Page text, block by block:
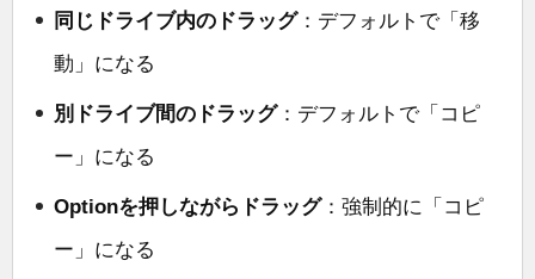
同じドライブ内のドラッグ：デフォルトで「移
動」になる
別ドライブ間のドラッグ：デフォルトで「コピ
ー」になる
Optionを押しながらドラッグ：強制的に「コピ
ー」になる